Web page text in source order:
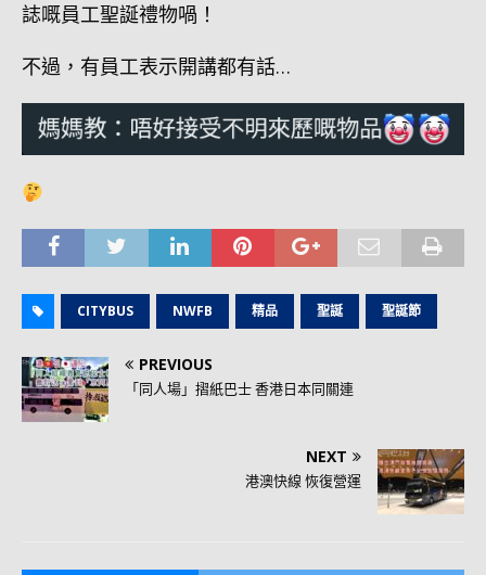
誌嘅員工聖誕禮物喎！
不過，有員工表示開講都有話…
CITYBUS NWFB 精品 聖誕 聖誕節
PREVIOUS
「同人場」摺紙巴士 香港日本同關連
NEXT
港澳快線 恢復營運